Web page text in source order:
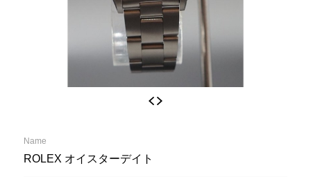
Name
ROLEX オイスターデイト